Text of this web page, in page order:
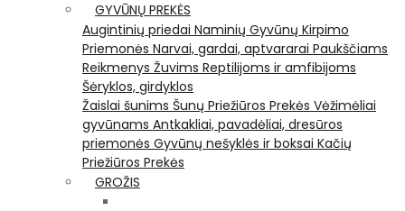
GYVŪNŲ PREKĖS
Augintinių priedai Naminių Gyvūnų Kirpimo
Priemonės Narvai, gardai, aptvararai Paukščiams
Reikmenys Žuvims Reptilijoms ir amfibijoms
Šėryklos, girdyklos
Žaislai šunims Šunų Priežiūros Prekės Vėžimėliai
gyvūnams Antkakliai, pavadėliai, dresūros
priemonės Gyvūnų nešyklės ir boksai Kačių
Priežiūros Prekės
GROŽIS